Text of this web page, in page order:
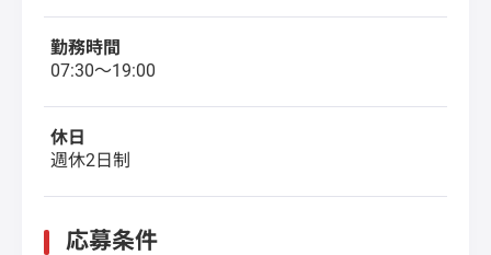
勤務時間
07:30～19:00
休日
週休2日制
応募条件